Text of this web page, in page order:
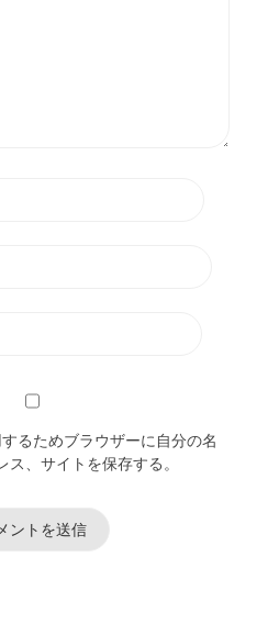
るためブラウザーに自分の名
、サイトを保存する。